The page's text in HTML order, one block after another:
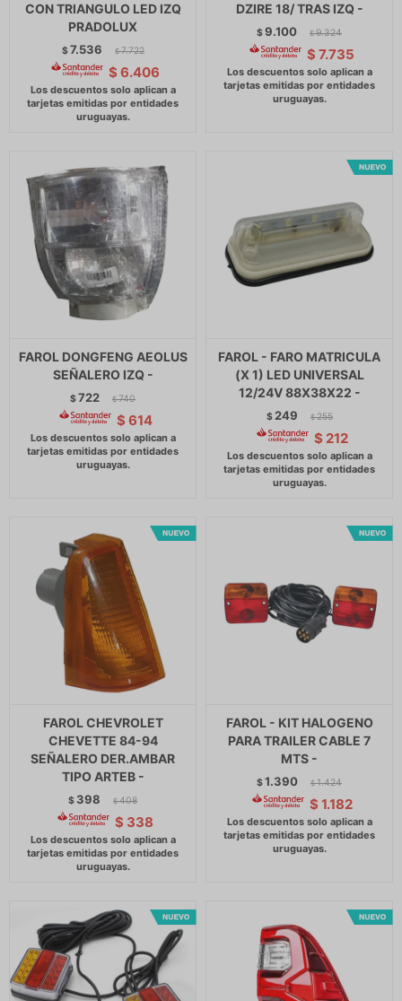
CON TRIANGULO LED IZQ
PRADOLUX
$7.536 $ 7.722
$ 6.406
DZIRE 18/ TRAS IZQ -
$9.100 $ 9.324
$ 7.735
FAROL DONGFENG AEOLUS
SEÑALERO IZQ -
$722 $ 740
$ 614
FAROL - FARO MATRICULA
(X 1) LED UNIVERSAL
12/24V 88X38X22 -
$ 249 $ 255
$ 212
FAROL CHEVROLET
CHEVETTE 84-94
SEÑALERO DER.AMBAR
TIPO ARTEB -
$ 398 $ 408
$ 338
FAROL - KIT HALOGENO
PARA TRAILER CABLE 7
MTS -
$1.390 $ 1.424
$ 1.182